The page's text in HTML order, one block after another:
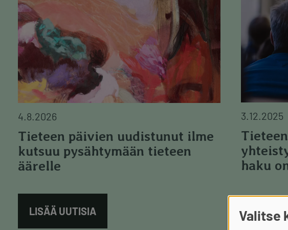
4.8.2026
Tieteen päivien uudistunut ilme
kutsuu pysähtymään tieteen
äärelle
3.12.2025
haku
LISÄÄ UUTISIA Valitse